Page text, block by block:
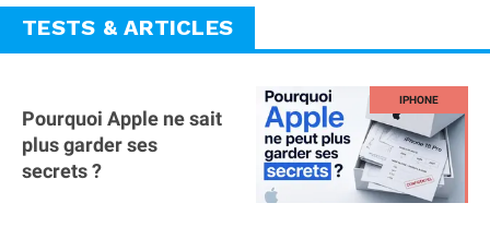
TESTS & ARTICLES
Pourquoi Apple ne sait
plus garder ses
secrets ?